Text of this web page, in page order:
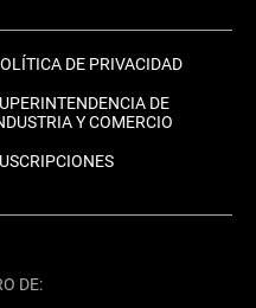
DE PRIVACIDAD
DE
Y COMERCIO
DE: